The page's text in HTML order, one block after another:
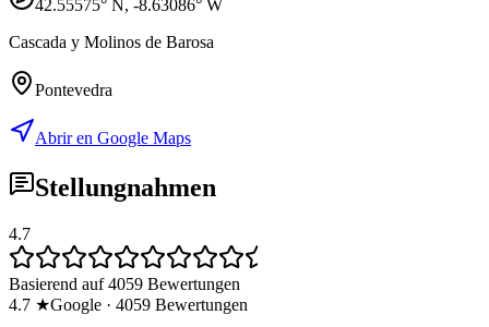
42.55575° N, -8.63086° W
Cascada y Molinos de Barosa
Pontevedra
Abrir en Google Maps
Stellungnahmen
4.7
Basierend auf 4059 Bewertungen
4.7 ★Google · 4059 Bewertungen